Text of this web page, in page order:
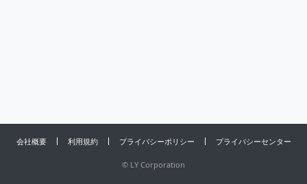
会社概要 利用規約 プライバシーポリシー プライバシーセンター
© LY Corporation